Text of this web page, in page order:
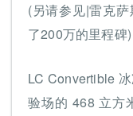
(另请参见|雷克
了200万的里程碑)
LC Convertible
验场的 468 立方